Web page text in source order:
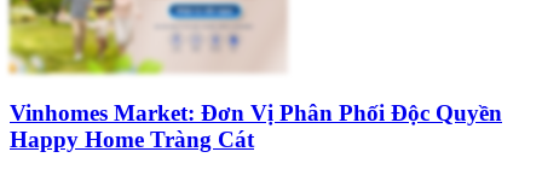
Vinhomes Market: Đơn Vị Phân Phối Độc Quyền
Happy Home Tràng Cát